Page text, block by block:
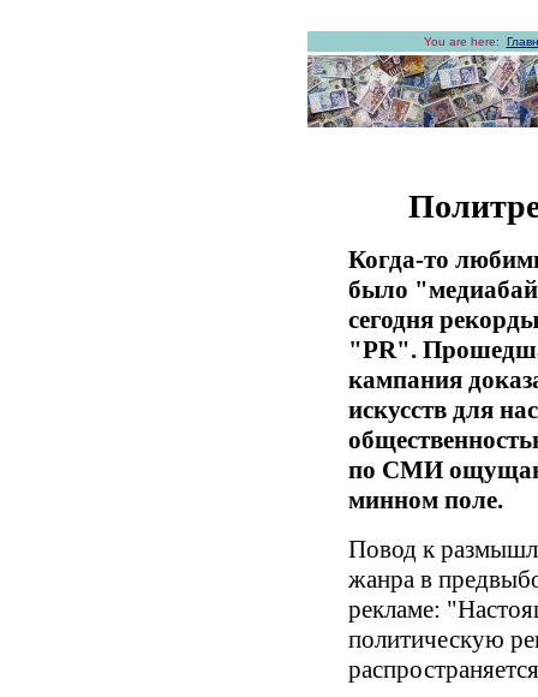
You are here:
Когда-то
было
сегодня
"PR".
кампания
искусств для
по СМИ
минном поле.
Повод к
жанра в
рекламе:
политическую